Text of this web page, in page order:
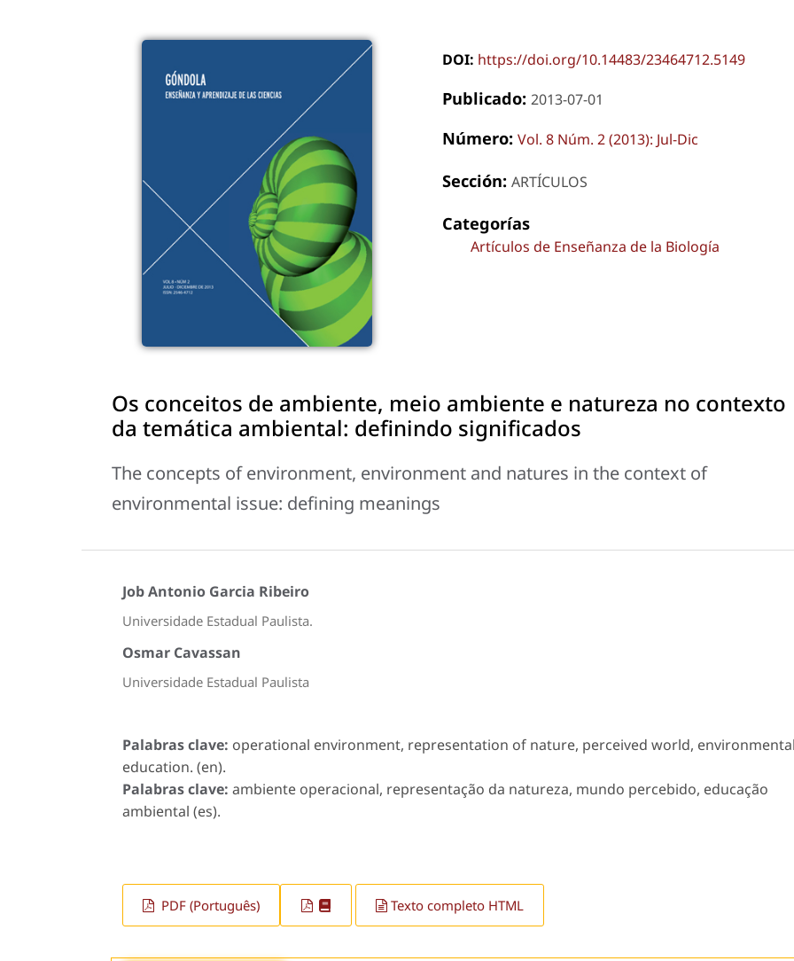
DOI: https://doi.org/10.14483/23464712.5149
Publicado: 2013-07-01
Número: Vol. 8 Núm. 2 (2013): Jul-Dic
Sección: ARTÍCULOS
Categorías
Artículos de Enseñanza de la Biología
Os conceitos de ambiente, meio ambiente e natureza no contexto
da temática ambiental: definindo significados
The concepts of environment, environment and natures in the context of
environmental issue: defining meanings
Job Antonio Garcia Ribeiro
Universidade Estadual Paulista.
Osmar Cavassan
Universidade Estadual Paulista
Palabras clave: operational environment, representation of nature, perceived world,
education. (en).
Palabras clave: ambiente operacional, representação da natureza, mundo percebido, educação
ambiental (es).
PDF (Português) Texto completo HTML